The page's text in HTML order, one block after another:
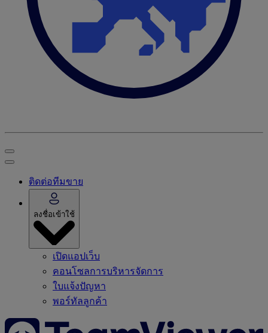
ติดต่อทีมขาย
ลงชื่อเข้าใช้
เปิดแอปเว็บ
คอนโซลการบริหารจัดการ
ใบแจ้งปัญหา
พอร์ทัลลูกค้า